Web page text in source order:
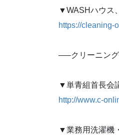
▼WASHハウス
https://cleaning-
—–クリーニン
▼単青組首長会
http://www.c-
▼業務用洗濯機